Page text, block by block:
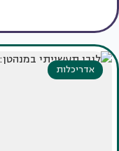
אדריכלות